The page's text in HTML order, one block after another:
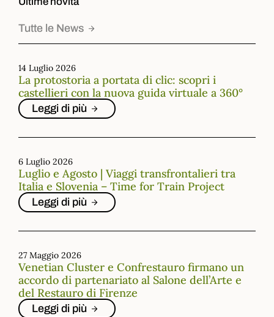
Tutte le News
14 Luglio 2026
La protostoria a portata di clic: scopri i
castellieri con la nuova guida virtuale a 360°
Leggi di più
6 Luglio 2026
Luglio e Agosto | Viaggi transfrontalieri tra
Italia e Slovenia – Time for Train Project
Leggi di più
27 Maggio 2026
Venetian Cluster e Confrestauro firmano un
accordo di partenariato al Salone dell’Arte e
del Restauro di Firenze
Leggi di più